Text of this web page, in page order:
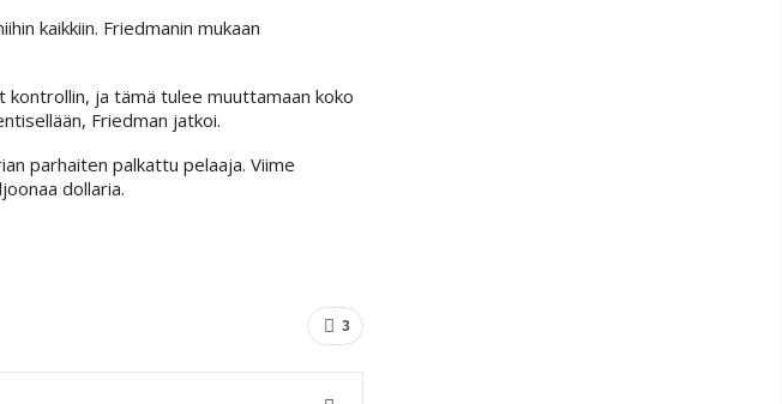
kaikkiin. Friedmanin mukaan
ja tämä tulee muuttamaan koko
Friedman jatkoi.
parhaiten palkattu pelaaja. Viime
dollaria.
3